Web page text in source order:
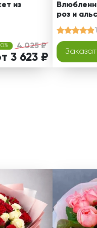
из
4 025 ₽
3 623 ₽
роз и